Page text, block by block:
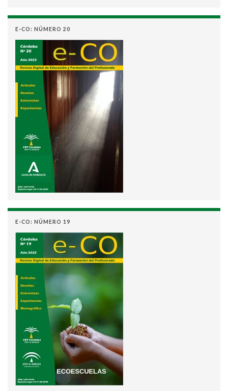
E-CO: NÚMERO 20
E-CO: NÚMERO 19